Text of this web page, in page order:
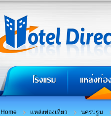
Home แหล่งท่องเที่ยว นครปฐม